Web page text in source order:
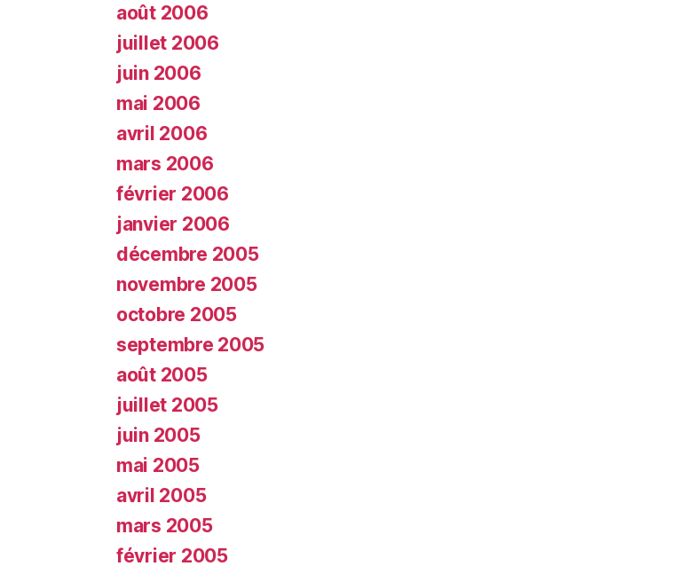
août 2006
juillet 2006
juin 2006
mai 2006
avril 2006
mars 2006
février 2006
janvier 2006
décembre 2005
novembre 2005
octobre 2005
septembre 2005
août 2005
juillet 2005
juin 2005
mai 2005
avril 2005
mars 2005
février 2005